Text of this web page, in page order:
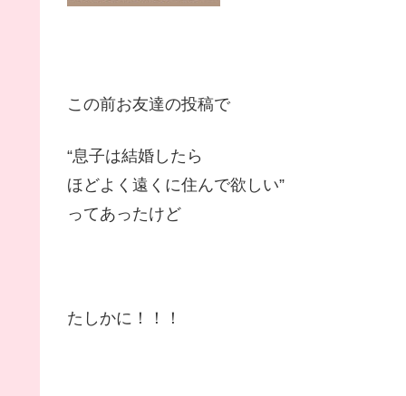
この前お友達の投稿で
“息子は結婚したら
ほどよく遠くに住んで欲しい”
ってあったけど
たしかに！！！